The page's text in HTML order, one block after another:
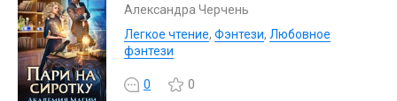
Александра Черчень
Легкое чтение, Фэнтези, Любовное
фэнтези
0 0